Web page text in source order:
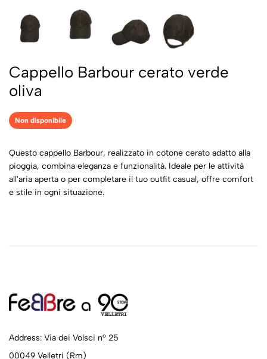
Cappello Barbour cerato verde
oliva
Non disponibile
Questo cappello Barbour, realizzato in cotone cerato adatto alla
pioggia, combina eleganza e funzionalità. Ideale per le attività
all'aria aperta o per completare il tuo outfit casual, offre comfort
e stile in ogni situazione.
Address: Via dei Volsci n° 25
00049 Velletri (Rm)